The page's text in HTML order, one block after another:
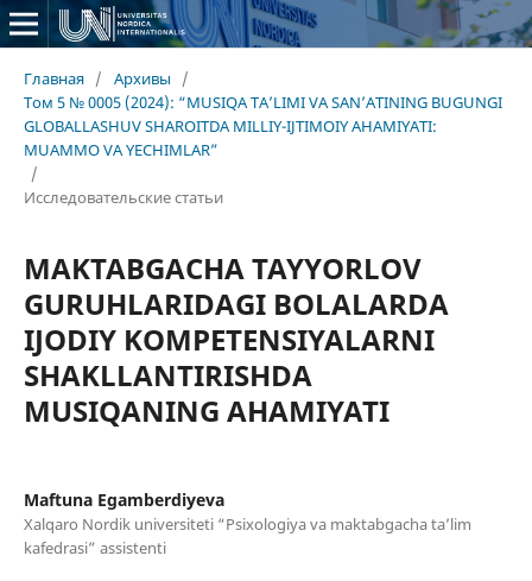
Главная / Архивы
/
Том 5 № 0005 (2024): “MUSIQA TA’LIMI VA SAN’ATINING BUGUNGI
GLOBALLASHUV SHAROITDA MILLIY-IJTIMOIY AHAMIYATI:
MUAMMO VA YECHIMLAR”
/
Исследовательские статьи
MAKTABGACHA TAYYORLOV
GURUHLARIDAGI BOLALARDA
IJODIY KOMPETENSIYALARNI
SHAKLLANTIRISHDA
MUSIQANING AHAMIYATI
Maftuna Egamberdiyeva
Xalqaro Nordik universiteti “Psixologiya va maktabgacha ta’lim
kafedrasi” assistenti